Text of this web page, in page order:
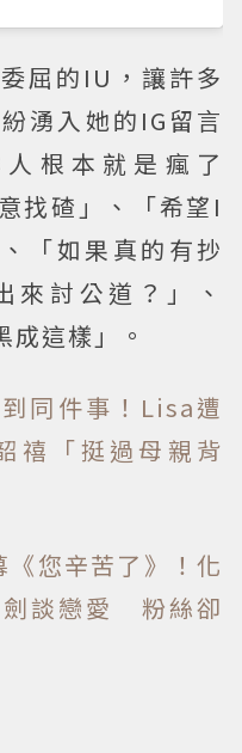
屈的IU，讓許多
湧入她的IG留言
根本就是瘋了
找碴」、「希望I
「如果真的有抄
來討公道？」、
成這樣」。
同件事！Lisa遭
禧「挺過母親背
您辛苦了》！化
劍談戀愛 粉絲卻